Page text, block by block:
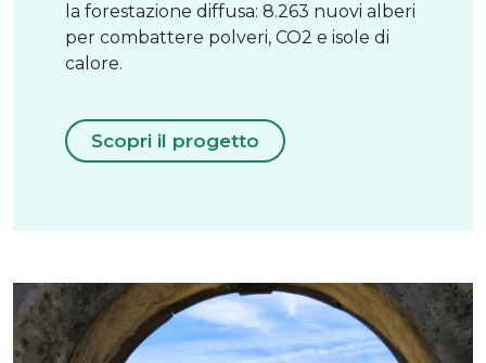
la forestazione diffusa: 8.263 nuovi alberi
per combattere polveri, CO2 e isole di
calore.
Scopri il progetto